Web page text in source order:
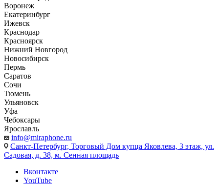
Воронеж
Екатеринбург
Ижевск
Краснодар
Красноярск
Нижний Новгород
Новосибирск
Пермь
Саратов
Сочи
Тюмень
Ульяновск
Уфа
Чебоксары
Ярославль
info@miraphone.ru
Санкт-Петербург, Торговый Дом купца Яковлева, 3 этаж, ул.
Садовая, д. 38, м. Сенная площадь
Вконтакте
YouTube